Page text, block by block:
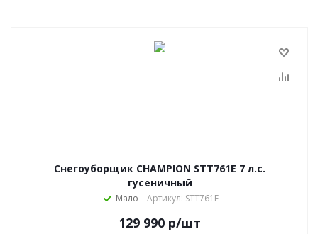
Снегоуборщик CHAMPION STT761E 7 л.с.
гусеничный
Мало Артикул: STT761E
129 990 р/шт